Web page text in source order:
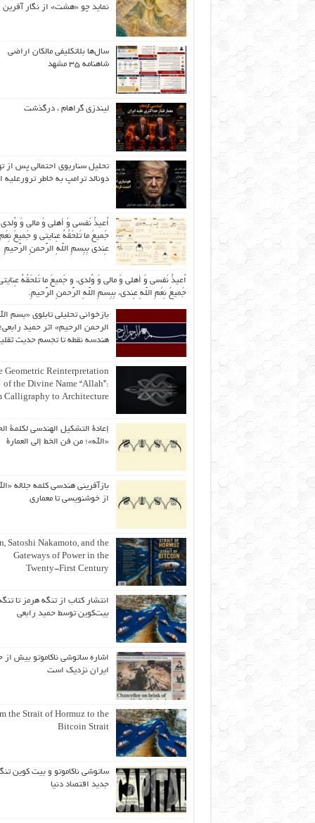
نماید چو «هشت» از نگار آفرین
سال‌ها بلاتکلیفی مالکان اراضی
شاهنامه ۳۵ مشهد
لیندزی گراهام ، درگذشت
تحلیل سناریوی احتمالی پس از
دونالد ترامپ به خاطر ترورعلیه
اُعیذُ نَفسی وَ أهلی وَ مالی وَ
جَمیعَ ما تَلحَقُهُ عِنایتی و جَمیعَ نِعَمِ
عِندی بِبِسمِ اللّهِ الرَّحمنِ الرَّحیمِ
اُعیذُ نَفسی وَ أهلی وَ مالی وَ وُلدی، و جَمیعَ ما تَلحَقُهُ
جَمیعَ نِعَمِ اللّهِ عِندی، بِبِسمِ اللّهِ الرَّحمنِ الرَّحیمِ.
بازخوانی تحلیلی تابلوی «بسم
الرحمن الرحیم» اثر حمید رابعی؛
هندسه نقطه تا تجسم حدیث
Geometric Reinterpretation
of the Divine Name “Allah”:
Calligraphy to Architecture
إعادة التشكيل الهندسي لكلمة
«الله»؛ من فن الخط إلى العمارة
بازآفرینی هندسی کلمه جلاله
از خوشنویسی تا معماری
Satoshi Nakamoto, and the
Gateways of Power in the
Twenty-First Century
انتشار کتاب از تنگه هرمز تا
بیت‌کوین توسط حمید رابعی
اشاره ساتوشی ناکاموتو بیش از
ایران نزدیک است
the Strait of Hormuz to the
Bitcoin Strait
ساتوشی ناکاموتو و بیت کوین
جدید اقتصاد دنیا